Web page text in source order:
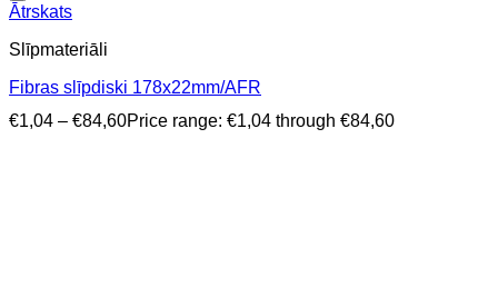
Ātrskats
Slīpmateriāli
Fibras slīpdiski 178x22mm/AFR
€1,04 – €84,60Price range: €1,04 through €84,60